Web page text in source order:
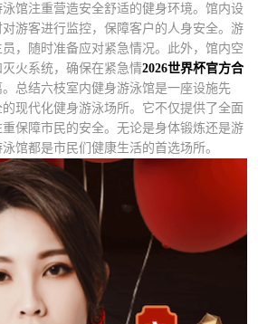
馆注重营造安全舒适的健身环境。馆内设
游客进行监控，保障客户的人身安全。游
，随时准备应对紧急情况。此外，馆内空
火系统，确保在紧急情2026世界杯官方合
总结六枝室内健身游泳馆是一座设施先
现代化健身游泳场所。它不仅提供了全面
保障市民的安全。无论是身体锻炼还是游
馆都是市民们健康生活的首选场所。